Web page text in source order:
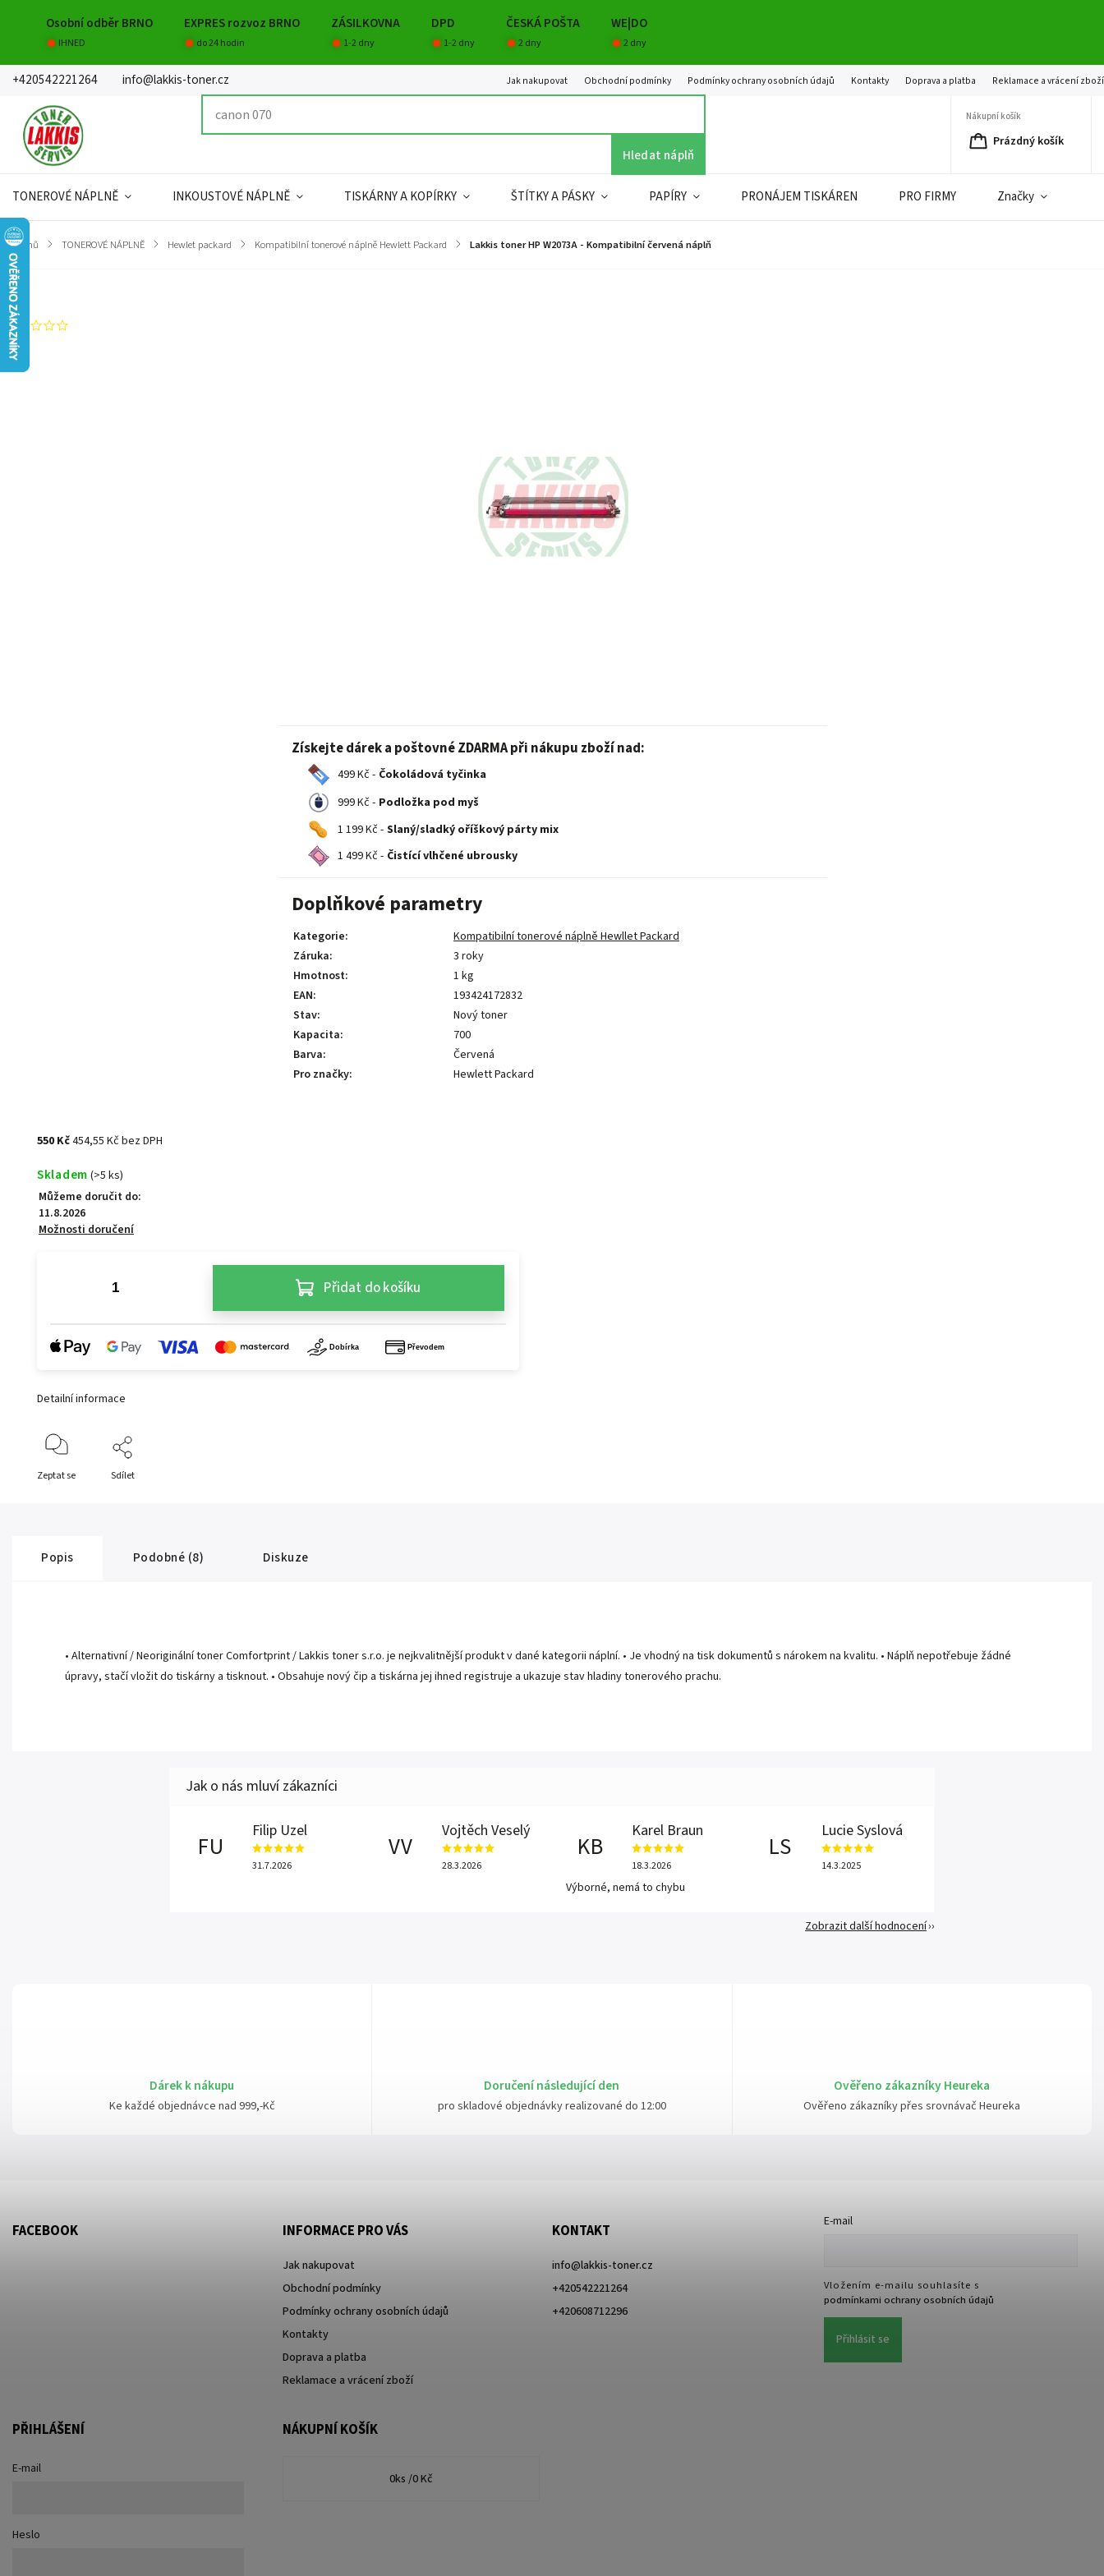
Osobní odběr BRNO EXPRES rozvoz BRNO ZÁSILKOVNA DPD ČESKÁ POŠTA WE|DO
IHNED do 24 hodin 1-2 dny 1-2 dny 2 dny 2 dny
+420542221264 info@lakkis-toner.cz Jak nakupovat Obchodní podmínky Podmínky ochrany osobních údajů Kontakty Doprava a platba Reklamace a vrácení zboží
Hledat náplň
Nákupní košík
Prázdný košík
TONEROVÉ NÁPLNĚ INKOUSTOVÉ NÁPLNĚ TISKÁRNY A KOPÍRKY ŠTÍTKY A PÁSKY PAPÍRY PRONÁJEM TISKÁREN PRO FIRMY Značky
Domů / TONEROVÉ NÁPLNĚ / Hewlet packard / Kompatibilní tonerové náplně Hewlett Packard / Lakkis toner HP W2073A - Kompatibilní červená náplň
Záruka
Značka:
Získejte dárek a poštovné ZDARMA při nákupu zboží nad:
499 Kč - Čokoládová tyčinka
999 Kč - Podložka pod myš
1 199 Kč - Slaný/sladký oříškový párty mix
1 499 Kč - Čistící vlhčené ubrousky
Doplňkové parametry
Kategorie:
Kompatibilní tonerové náplně Hewllet Packard
Záruka:
3 roky
Hmotnost:
1 kg
EAN:
193424172832
Stav:
Nový toner
Kapacita:
700
Barva:
Červená
Pro značky: Hewlett Packard
550 Kč454,55 Kč bez DPH
Skladem (>5 ks)
Můžeme doručit do:
11.8.2026
Možnosti doručení
Přidat do košíku
Detailní informace
Zeptat se Sdílet
Dárek k nákupu
Ke každé objednávce nad 999,-Kč
Doručení následující den
pro skladové objednávky realizované do 12:00
Ověřeno zákazníky Heureka
Ověřeno zákazníky přes srovnávač Heureka
Popis Podobné (8) Diskuze
• Alternativní / Neoriginální toner Comfortprint / Lakkis toner s.r.o. je nejkvalitnější produkt v dané kategorii náplní. • Je vhodný na tisk dokumentů s nárokem na kvalitu. • Náplň nepotřebuje žádné
úpravy, stačí vložit do tiskárny a tisknout. • Obsahuje nový čip a tiskárna jej ihned registruje a ukazuje stav hladiny tonerového prachu.
FU
Filip Uzel
31.7.2026
VV
Vojtěch Veselý
28.3.2026
KB
Karel Braun
18.3.2026
Výborné, nemá to chybu
LS
Lucie Syslová
14.3.2025
Zobrazit další hodnocení
FACEBOOK INFORMACE PRO VÁS
Jak nakupovat
Obchodní podmínky
Podmínky ochrany osobních údajů
Kontakty
Doprava a platba
Reklamace a vrácení zboží
KONTAKT
info@lakkis-toner.cz
+420542221264
+420608712296
E-mail
Vložením e-mailu souhlasíte s
podmínkami ochrany osobních údajů
Přihlásit se
PŘIHLÁŠENÍ
E-mail
Heslo
NÁKUPNÍ KOŠÍK
0ks /0 Kč